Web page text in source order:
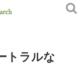
トラルな